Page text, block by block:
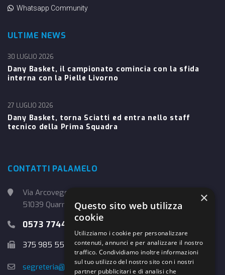
Whatsapp Community
ULTIME NEWS
Dany Basket, il campionato comincia con la sfida
interna con la Pielle Livorno
30 LUGLIO 2026
Dany Basket, torna Sciatti ed entra nello staff
tecnico della Prima Squadra
27 LUGLIO 2026
CONTATTI PALAMELO
Via Arcoveggio, 4
51039 Quarrata (PT)
0573 774457
375 985 5526
segreteria@danybasket.it
×
Questo sito web utilizza
cookie
Utilizziamo i cookie per personalizzare
contenuti, annunci e per analizzare il nostro
traffico. Condividiamo inoltre informazioni
sul tuo utilizzo del nostro sito con i nostri
partner pubblicitari e di analisi che